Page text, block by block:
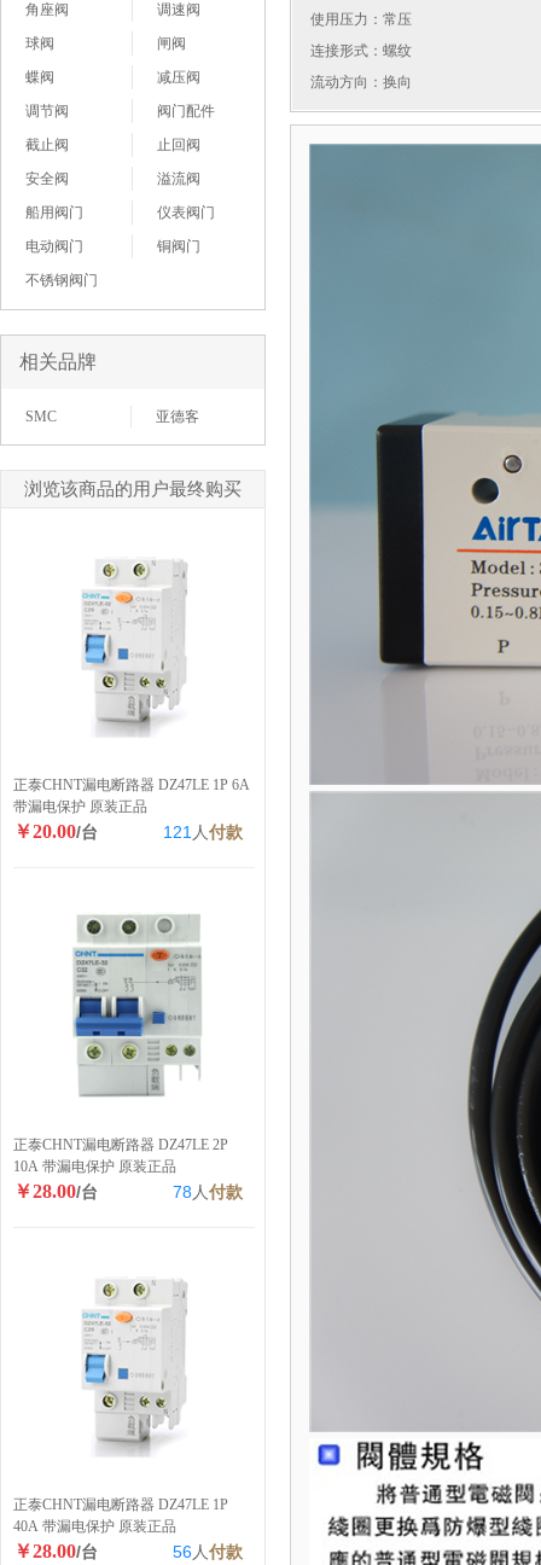
角座阀
调速阀
球阀
闸阀
蝶阀
减压阀
调节阀
阀门配件
截止阀
止回阀
安全阀
溢流阀
船用阀门
仪表阀门
电动阀门
铜阀门
不锈钢阀门
相关品牌
SMC 亚德客
浏览该商品的用户最终购买
正泰CHNT漏电断路器 DZ47LE 1P 6A
带漏电保护 原装正品
￥20.00/台 121 人付款
正泰CHNT漏电断路器 DZ47LE 2P
10A 带漏电保护 原装正品
￥28.00/台 78 人付款
正泰CHNT漏电断路器 DZ47LE 1P
40A 带漏电保护 原装正品
￥28.00/台 56人付款
使用压力：常压
连接形式：螺纹
流动方向：换向